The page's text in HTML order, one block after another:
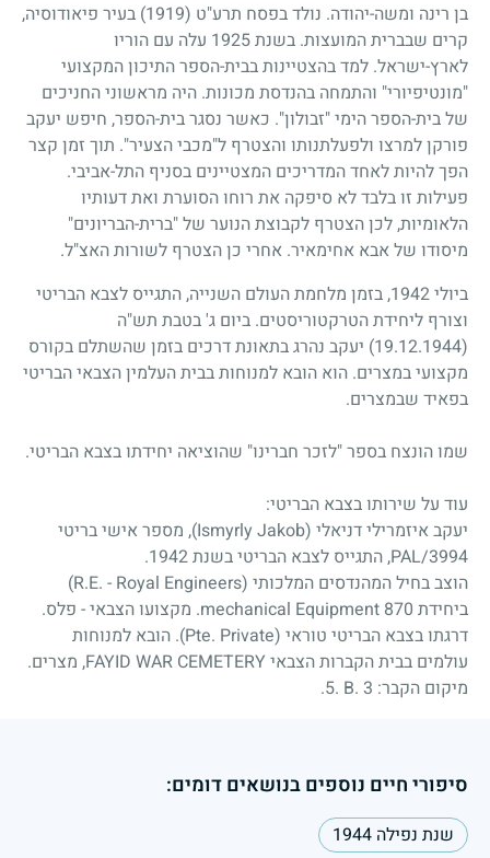
בן רינה ומשה-יהודה. נולד בפסח תרע"ט (1919)
בעיר פיאודוסיה,
קרים שבברית המועצות. בשנת1925 עלה עם הוריו
לארץ-ישראל. למד בהצטיינות בבית-הספר התיכון המקצועי
"מונטיפיורי" והתמחה בהנדסת מכונות. היה מראשוני החניכים
של בית-הספר הימי "זבולון". כאשר נסגר בית-הספר, חיפש יעקב
פורקן למרצו ולפעלתנותו והצטרף ל"מכבי הצעיר". תוך זמן קצר
הפך להיות לאחד המדריכים המצטיינים בסניף התל-אביבי.
פעילות זו בלבד לא סיפקה את רוחו הסוערת ואת דעותיו
הלאומיות, לכן הצטרף לקבוצת הנוער של "ברית-הבריונים"
מיסודו של אבא אחימאיר. אחרי כן הצטרף לשורות האצ"ל.
ביולי1942, בזמן מלחמת העולם השנייה, התגייס לצבא הבריטי
וצורף ליחידת הטרקטוריסטים. ביום ג' בטבת תש"ה
(19.12.1944)
יעקב נהרג בתאונת דרכים בזמן שהשתלם בקורס
מקצועי במצרים. הוא הובא למנוחות בבית העלמין הצבאי הבריטי
בפאיד שבמצרים.
שמו הונצח בספר "לזכר חברינו" שהוציאה יחידתו בצבא הבריטי.
עוד על שירותו בצבא הבריטי:
יעקב איזמרילי דניאלי (Ismyrly Jakob), מספר אישי בריטי
PAL/3994, התגייס לצבא הבריטי בשנת 1942.
הוצב בחיל המהנדסים המלכותי (R.E. - Royal Engineers)
ביחידת 870 mechanical Equipment. מקצועו הצבאי - פלס.
דרגתו בצבא הבריטי טוראי (Pte. Private). הובא למנוחות
עולמים בבית הקברות הצבאי FAYID WAR CEMETERY, מצרים.
מיקום הקבר: 5. B. 3
.
סיפורי חיים נוספים בנושאים דומים:
שנת נפילה 1944